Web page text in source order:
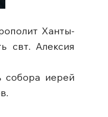
Ханты-
свт. Алексия
собора иерей